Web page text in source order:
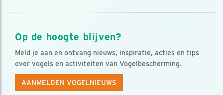
Op de hoogte blijven?
Meld je aan en ontvang nieuws, inspiratie, acties en tips
over vogels en activiteiten van Vogelbescherming.
AANMELDEN VOGELNIEUWS